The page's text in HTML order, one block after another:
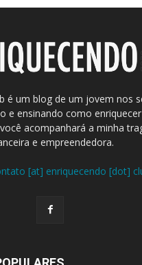
é um blog de um jovem nos
e ensinando como
acompanhará a minha
e empreendedora.
[at] enriquecendo [dot]